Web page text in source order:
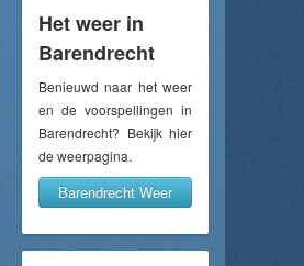
Het weer in
Barendrecht
Benieuwd naar het weer
en de voorspellingen in
Barendrecht? Bekijk hier
de weerpagina.
Barendrecht Weer